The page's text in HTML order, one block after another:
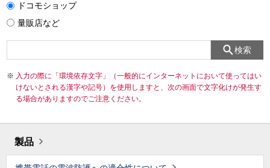
ドコモショップ
量販店など
検索
入力の際に「環境依存文字」（一般的にインターネットにおいて使ってはい
けないとされる漢字や記号）を使用しますと、次の画面で文字化けが発生す
る場合がありますのでご注意ください。
製品